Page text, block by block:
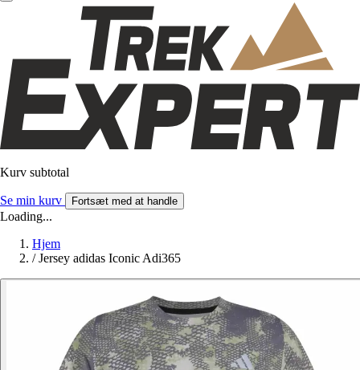
Kurv subtotal
Se min kurv Fortsæt med at handle
Loading...
Hjem
/ Jersey adidas Iconic Adi365